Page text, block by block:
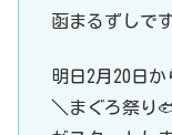
函まるずしで
明日2月20日か
＼まぐろ祭り